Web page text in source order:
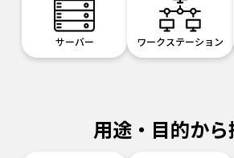
サーバー ワークステーション
用途・目的から